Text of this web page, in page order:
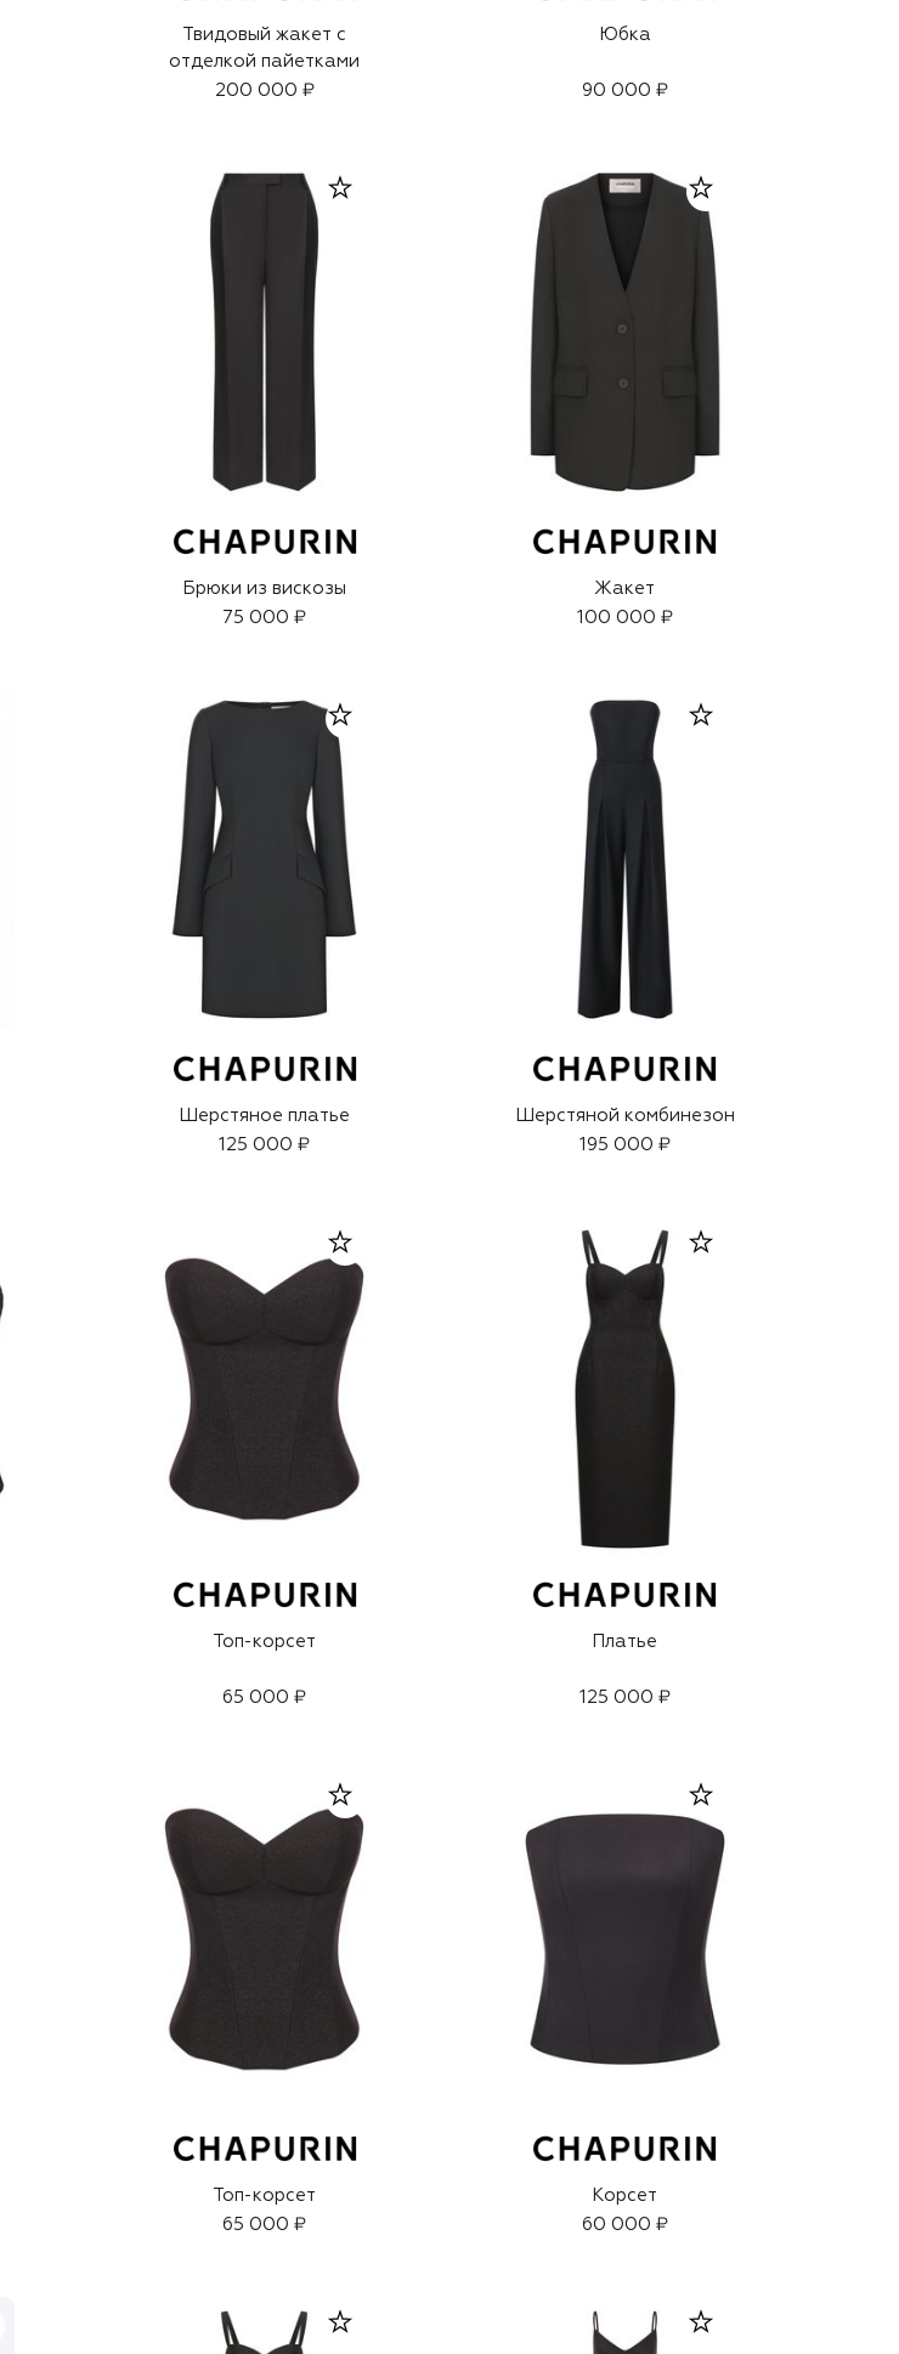
Твидовый жакет с
отделкой пайетками
200 000 ₽
Юбка
90 000 ₽
Брюки из вискозы
75 000 ₽
Жакет
100 000 ₽
Шерстяное платье
125 000 ₽
Шерстяной комбинезон
195 000 ₽
Топ-корсет
65 000 ₽
Платье
125 000 ₽
Топ-корсет
65 000 ₽
Корсет
60 000 ₽